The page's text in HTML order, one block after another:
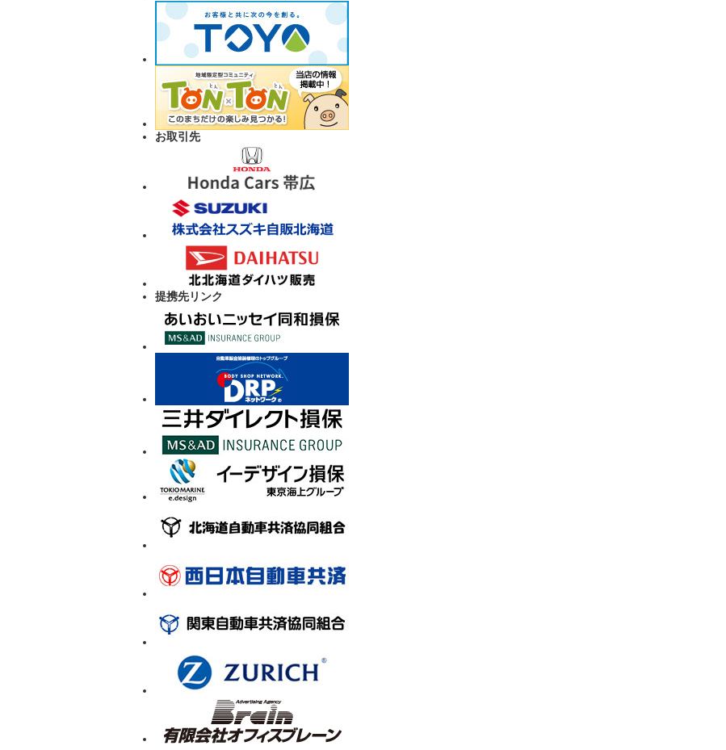
お取引先
提携先リンク